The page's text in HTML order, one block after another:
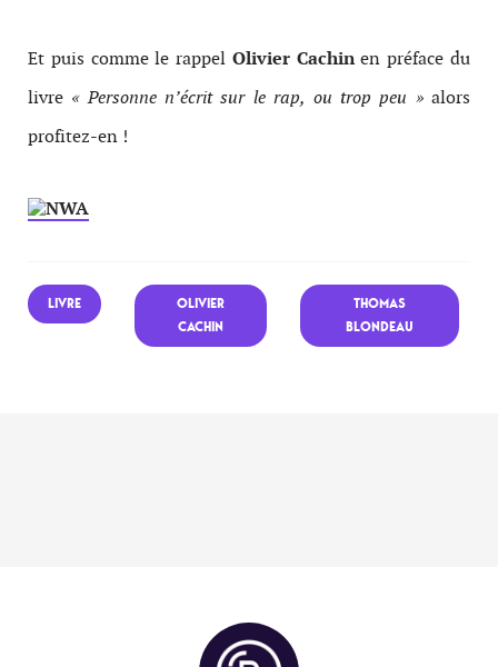
Et puis comme le rappel Olivier Cachinen préface du
livre « Personne n’écrit sur le rap, ou trop peu »alors
profitez-en !
LIVRE
OLIVIER
CACHIN
THOMAS
BLONDEAU